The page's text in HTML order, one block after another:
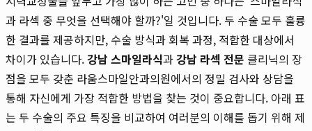
과 라섹 중 무엇을 선택해야 할까?'일 것입니다. 두 수술 모두 훌륭
한 결과를 제공하지만, 수술 방식과 회복 과정, 적합한 대상에서
차이가 있습니다.강남 스마일라식과강남 라섹 전문 클리닉의 장
점을 모두 갖춘 라움스마일안과의원에서의 정밀 검사와 상담을
통해 자신에게 가장 적합한 방법을 찾는 것이 중요합니다. 아래 표
는 두 수술의 주요 특징을 비교하여 여러분의 이해를 돕기 위해 제